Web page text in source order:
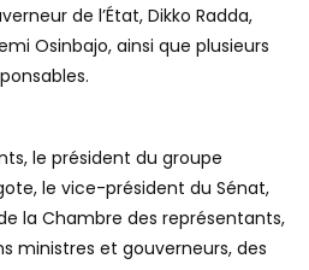
de l’État, Dikko Radda,
Osinbajo, ainsi que plusieurs
le président du groupe
le vice-président du Sénat,
la Chambre des représentants,
ministres et gouverneurs, des